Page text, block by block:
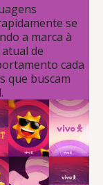
se
a marca à
de
cada
que buscam